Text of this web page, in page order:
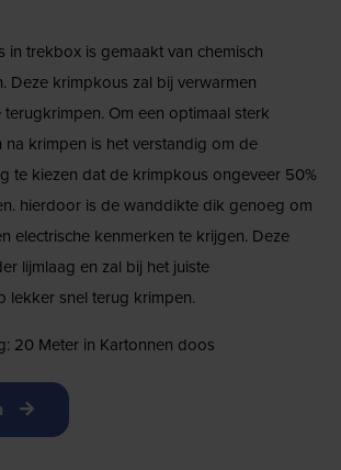
in trekbox is gemaakt van chemisch
Deze krimpkous zal bij verwarmen
Om een optimaal sterk
na krimpen is het verstandig om de
te kiezen dat de krimpkous ongeveer 50%
hierdoor is de wanddikte dik genoeg om
electrische kenmerken te krijgen. Deze
lijmlaag en zal bij het juiste
lekker snel terug krimpen.
20 Meter in Kartonnen doos